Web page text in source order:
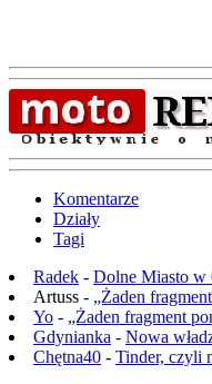
Komentarze
Działy
Tagi
Radek - Dolne Miasto
Artuss - „Żaden
Yo - „Żaden fragment
Gdynianka - Nowa
Chętna40 - Tinder, czyli